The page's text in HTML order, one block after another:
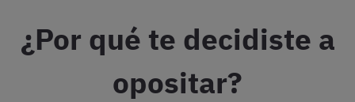
¿Por qué te decidiste a
opositar?